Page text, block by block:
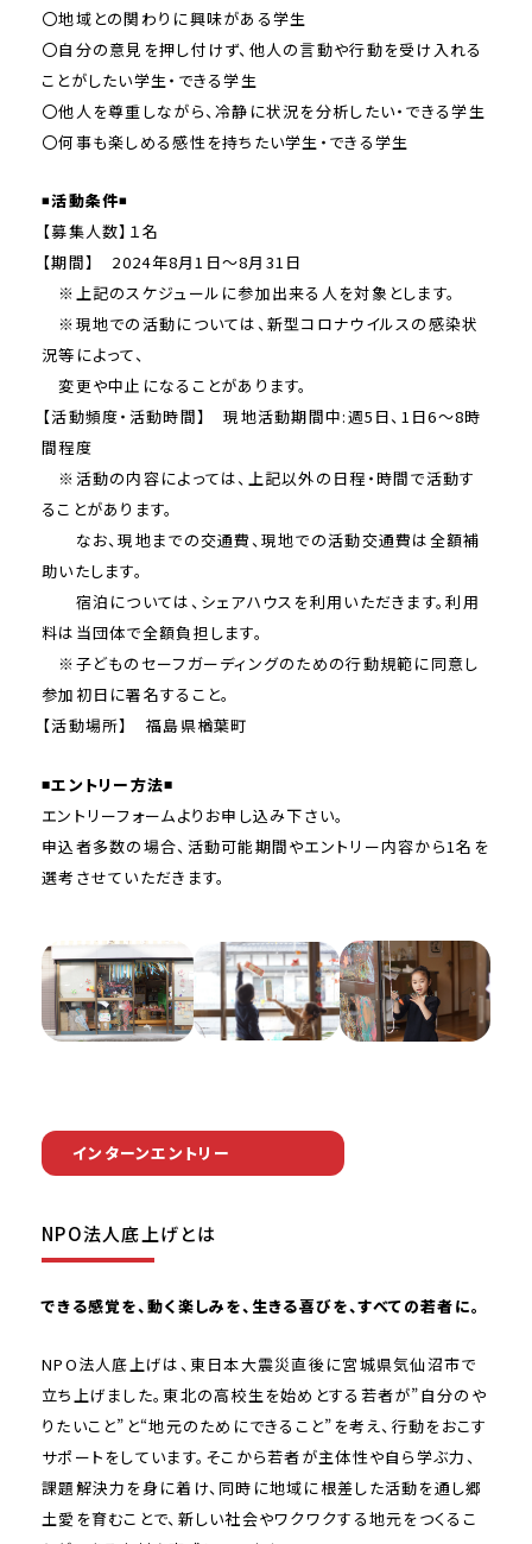
〇地域との関わりに興味がある学生
〇自分の意見を押し付けず、他人の言動や行動を受け入れる
ことがしたい学生・できる学生
〇他人を尊重しながら、冷静に状況を分析したい・できる学生
〇何事も楽しめる感性を持ちたい学生・できる学生
◾️活動条件◾️
【募集人数】１名
【期間】 2024年8月1日〜8月31日
※上記のスケジュールに参加出来る人を対象とします。
※現地での活動については、新型コロナウイルスの感染状
況等によって、
変更や中止になることがあります。
【活動頻度・活動時間】 現地活動期間中:週5日、1日6～8時
間程度
※活動の内容によっては、上記以外の日程・時間で活動す
ることがあります。
なお、現地までの交通費、現地での活動交通費は全額補
助いたします。
宿泊については、シェアハウスを利用いただきます。利用
料は当団体で全額負担します。
※子どものセーフガーディングのための行動規範に同意し
参加初日に署名すること。
【活動場所】 福島県楢葉町
◾️エントリー方法◾️
エントリーフォームよりお申し込み下さい。
申込者多数の場合、活動可能期間やエントリー内容から1名を
選考させていただきます。
インターンエントリー
NPO法人底上げとは
できる感覚を、動く楽しみを、生きる喜びを、すべての若者に。
NPO法人底上げは、東日本大震災直後に宮城県気仙沼市で
立ち上げました。東北の高校生を始めとする若者が”自分のや
りたいこと”と“地元のためにできること”を考え、行動をおこす
サポートをしています。そこから若者が主体性や自ら学ぶ力、
課題解決力を身に着け、同時に地域に根差した活動を通し郷
土愛を育むことで、新しい社会やワクワクする地元をつくるこ